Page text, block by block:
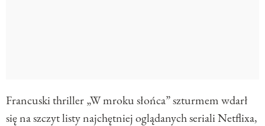
Francuski thriller „W mroku słońca” szturmem wdarł
się na szczyt listy najchętniej oglądanych seriali Netflixa,